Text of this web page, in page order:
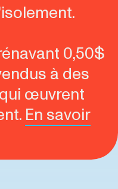
0,50$
à des
œuvrent
En savoir